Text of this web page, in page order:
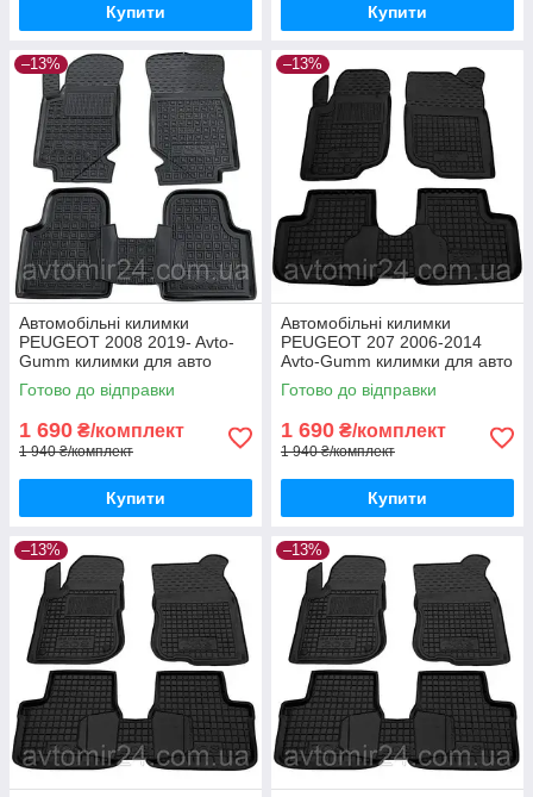
Купити Купити
–13%
Автомобільні килимки
PEUGEOT 2008 2019- Avto-
Gumm килимки для авто
ПЕЖО 2008 2019- Автогум
Готово до відправки
1 690 ₴/комплект
1 940 ₴/комплект
Купити
–13%
Автомобільні килимки
PEUGEOT 207 2006-2014
Avto-Gumm килимки для авто
ПЕЖО 207 2006-2014
Автогум
Готово до відправки
1 690 ₴/комплект
1 940 ₴/комплект
Купити
–13% –13%